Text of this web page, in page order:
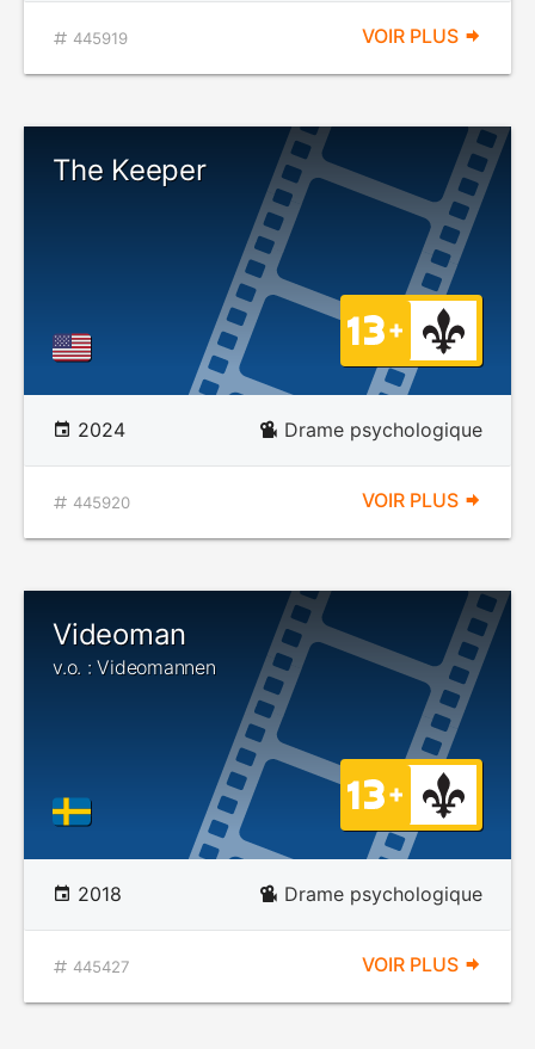
445919 VOIR PLUS
The Keeper
2024 Drame psychologique
445920 VOIR PLUS
Videoman
v.o. : Videomannen
2018 Drame psychologique
445427 VOIR PLUS